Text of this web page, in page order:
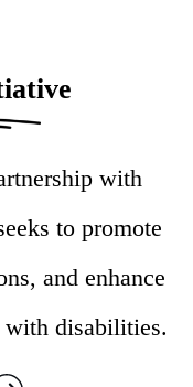
with
to promote
and enhance
disabilities.